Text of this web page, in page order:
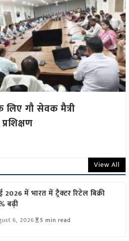
लिए गौ सेवक मैत्री
View All
में भारत में ट्रैक्टर रिटेल बिक्री
बढ़ी
6, 2026 5 min read